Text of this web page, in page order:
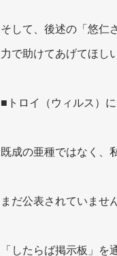
そして、後述の「悠仁
力で助けてあげてほし
■トロイ（ウィルス）
既成の亜種ではなく、
まだ公表されていませ
「したらば掲示板」を